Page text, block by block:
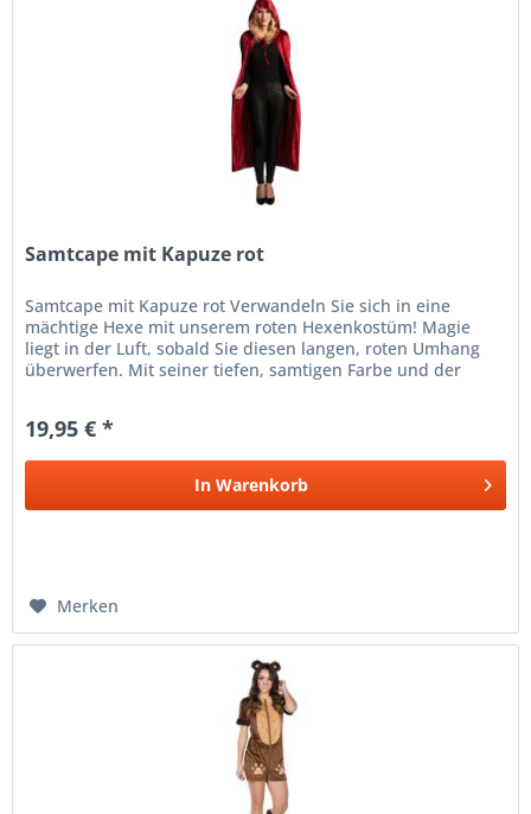
Samtcape mit Kapuze rot
Samtcape mit Kapuze rot Verwandeln Sie sich in eine
mächtige Hexe mit unserem roten Hexenkostüm! Magie
liegt in der Luft, sobald Sie diesen langen, roten Umhang
überwerfen. Mit seiner tiefen, samtigen Farbe und der
19,95 € *
In Warenkorb
Merken